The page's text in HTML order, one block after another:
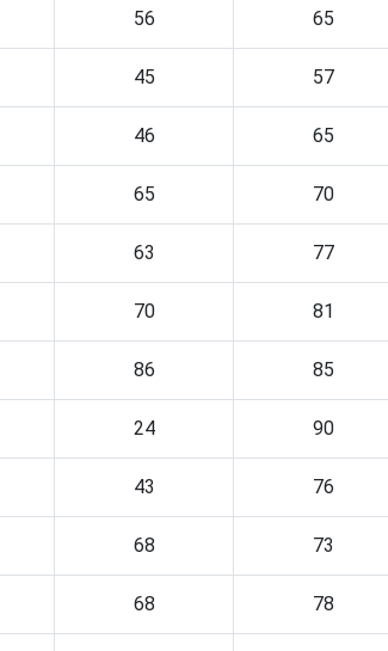
56 65
45 57
46 65
65 70
63 77
70 81
86 85
24 90
43 76
68 73
68 78